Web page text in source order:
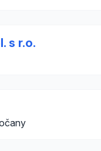
s r.o.